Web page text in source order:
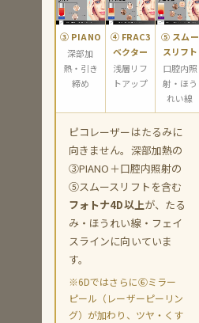
③ PIANO
深部加
熱・引き
締め
④ FRAC3
ベクター
浅層リフ
トアップ
⑤ スムー
スリフト
口腔内照
射・ほう
れい線
ピコレーザーはたるみに
向きません。深部加熱の
③PIANO＋口腔内照射の
⑤スムースリフトを含む
フォトナ4D以上が、たる
み・ほうれい線・フェイ
スラインに向いていま
す。
※6Dではさらに⑥ミラー
ピール（レーザーピーリン
グ）が加わり、ツヤ・くす